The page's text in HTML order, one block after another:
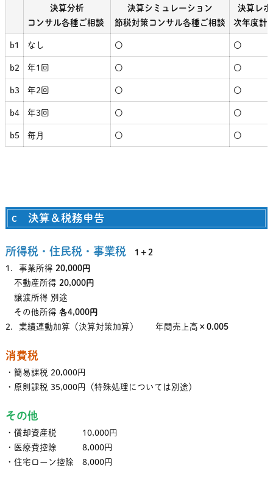
決算分析
コンサル各種ご相談
決算シミュレーション
節税対策コンサル各種ご相談
決算レ
次年度計
b1 なし 〇 〇
b2 年1回 〇 〇
b3 年2回 〇 〇
b4 年3回 〇 〇
b5 毎月 〇 〇
c 決算＆税務申告
所得税・住民税・事業税
1＋2
1．事業所得 20,000円
不動産所得 20,000円
譲渡所得 別途
その他所得 各4,000円
2．業績連動加算（決算対策加算） 年間売上高 ×0.005
消費税
・簡易課税 20,000円
・原則課税 35,000円（特殊処理については別途）
その他
・償却資産税 10,000円
・医療費控除 8,000円
・住宅ローン控除 8,000円